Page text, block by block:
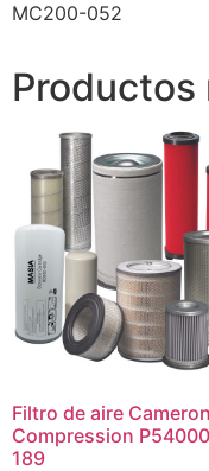
MC200-052
Productos
Filtro de aire Cameron
Compression
189